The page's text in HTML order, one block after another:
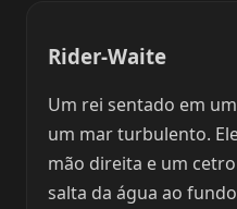
Rider-Waite
Um rei sentado em
um mar turbulento.
mão direita e um
salta da água ao